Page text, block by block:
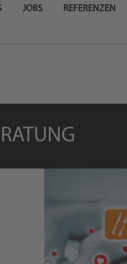
JOBS REFERENZEN